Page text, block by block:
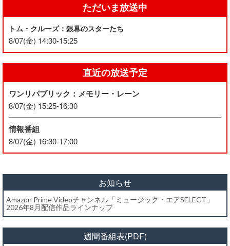
ただいま放送中
トム・クルーズ：銀幕のスターたち
8/07(金) 14:30-15:25
直近の放送予定
ワンリパブリック：メモリー・レーン
8/07(金) 15:25-16:30
情報番組
8/07(金) 16:30-17:00
お知らせ
Amazon Prime Videoチャンネル「ミュージック・エアSELECT」
2026年8月配信作品ラインナップ
週間番組表(PDF)